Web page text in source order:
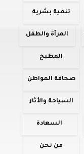
تنمية بشرية
المرأة والطفل
المطبخ
صحافة المواطن
السياحة والأثار
السعادة
من نحن